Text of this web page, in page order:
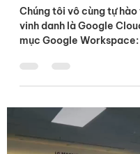
Neat Vinh Dự
Cloud Partner